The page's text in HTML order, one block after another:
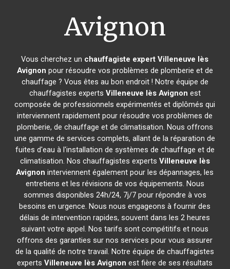
Avignon
Vous cherchez un chauffagiste expert Villeneuve lès
Avignon pour résoudre vos problèmes de plomberie et de
chauffage ? Vous êtes au bon endroit ! Notre équipe de
chauffagistes experts Villeneuve lès Avignon est
composée de professionnels expérimentés et diplômés qui
interviennent rapidement pour résoudre vos problèmes de
plomberie, de chauffage et de climatisation. Nous offrons
une gamme de services complets, allant de la réparation de
fuites d'eau à l'installation de systèmes de chauffage et de
climatisation. Nos chauffagistes experts Villeneuve lès
Avignon interviennent également pour les dépannages, les
entretiens et les révisions de vos équipements. Nous
sommes disponibles 24h/24, 7j/7 pour répondre à vos
besoins en urgence. Nous nous engageons à fournir des
délais de intervention rapides, souvent dans les 2 heures
suivant votre appel. Nos tarifs sont compétitifs et nous
offrons des garanties sur nos services pour vous assurer
de la qualité de notre travail. Notre équipe de chauffagistes
expertsVilleneuve lès Avignon est fière de ses résultats